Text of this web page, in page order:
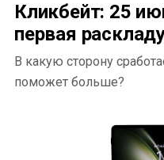
Кликбейт: 25
первая
В какую сторону
поможет больше?